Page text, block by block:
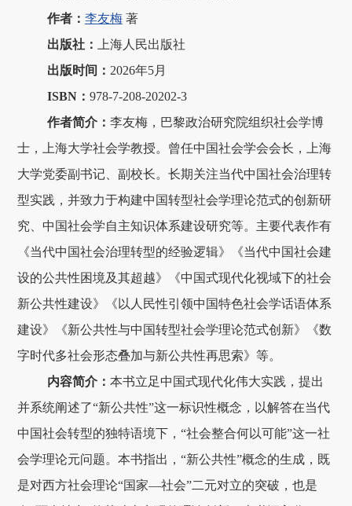
作者： 李友梅著
出版社：
上海人民出版社
出版时间： 2026年5月
ISBN： 978-7-208-20202-3
作者简介： 李友梅，巴黎政治研究院组织社会学博
士，上海大学社会学教授。曾任中国社会学会会长，上海
大学党委副书记、副校长。长期关注当代中国社会治理转
型实践，并致力于构建中国转型社会学理论范式的创新研
究、中国社会学自主知识体系建设研究等。主要代表作有
《当代中国社会治理转型的经验逻辑》《当代中国社会建
设的公共性困境及其超越》《中国式现代化视域下的社会
新公共性建设》《以人民性引领中国特色社会学话语体系
建设》《新公共性与中国转型社会学理论范式创新》《数
字时代多社会形态叠加与新公共性再思索》等。
内容简介： 本书立足中国式现代化伟大实践，提出
并系统阐述了“新公共性”这一标识性概念，以解答在当代
中国社会转型的独特语境下，“社会整合何以可能”这一社
会学理论元问题。本书指出，“新公共性”概念的生成，既
是对西方社会理论“国家—社会”二元对立的突破，也是